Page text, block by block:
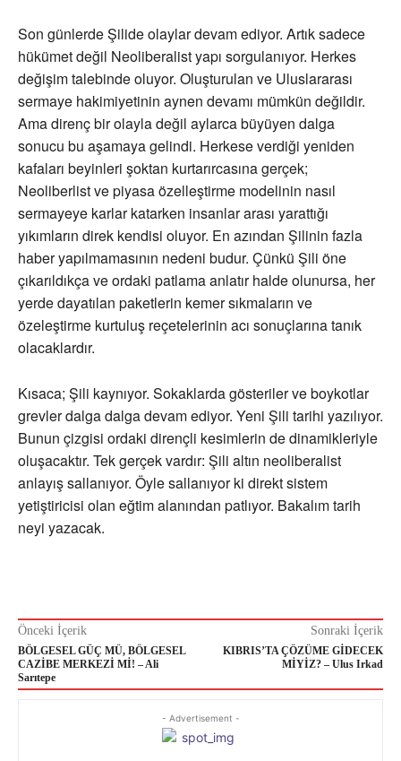
Son günlerde Şilide olaylar devam ediyor. Artık sadece
hükümet değil Neoliberalist yapı sorgulanıyor. Herkes
değişim talebinde oluyor. Oluşturulan ve Uluslararası
sermaye hakimiyetinin aynen devamı mümkün değildir.
Ama direnç bir olayla değil aylarca büyüyen dalga
sonucu bu aşamaya gelindi. Herkese verdiği yeniden
kafaları beyinleri şoktan kurtarırcasına gerçek;
Neoliberlist ve piyasa özelleştirme modelinin nasıl
sermayeye karlar katarken insanlar arası yarattığı
yıkımların direk kendisi oluyor. En azından Şilinin fazla
haber yapılmamasının nedeni budur. Çünkü Şili öne
çıkarıldıkça ve ordaki patlama anlatır halde olunursa, her
yerde dayatılan paketlerin kemer sıkmaların ve
özeleştirme kurtuluş reçetelerinin acı sonuçlarına tanık
olacaklardır.
Kısaca; Şili kaynıyor. Sokaklarda gösteriler ve boykotlar
grevler dalga dalga devam ediyor. Yeni Şili tarihi yazılıyor.
Bunun çizgisi ordaki dirençli kesimlerin de dinamikleriyle
oluşacaktır. Tek gerçek vardır: Şili altın neoliberalist
anlayış sallanıyor. Öyle sallanıyor ki direkt sistem
yetiştiricisi olan eğtim alanından patlıyor. Bakalım tarih
neyi yazacak.
Önceki İçerik
BÖLGESEL GÜÇ MÜ, BÖLGESEL
CAZİBE MERKEZİ Mİ! – Ali
Sarıtepe
Sonraki İçerik
KIBRIS’TA ÇÖZÜME GİDECEK
MİYİZ? – Ulus Irkad
- Advertisement -